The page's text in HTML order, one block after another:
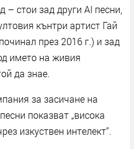
– стои зад други AI песни,
кънтри артист Гай
през 2016 г.) и зад
името на живия
да знае.
за засичане на
показват „висока
изкуствен интелект“.